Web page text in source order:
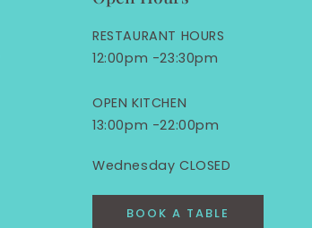
RESTAURANT HOURS
12:00pm -23:30pm
OPEN KITCHEN
13:00pm -22:00pm
Wednesday CLOSED
BOOK A TABLE